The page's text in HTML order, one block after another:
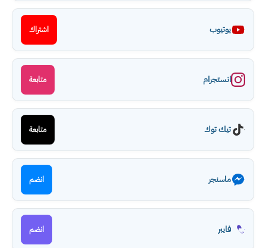
يوتيوب اشتراك
انستجرام متابعة
تيك توك متابعة
ماسنجر انضم
فايبر انضم